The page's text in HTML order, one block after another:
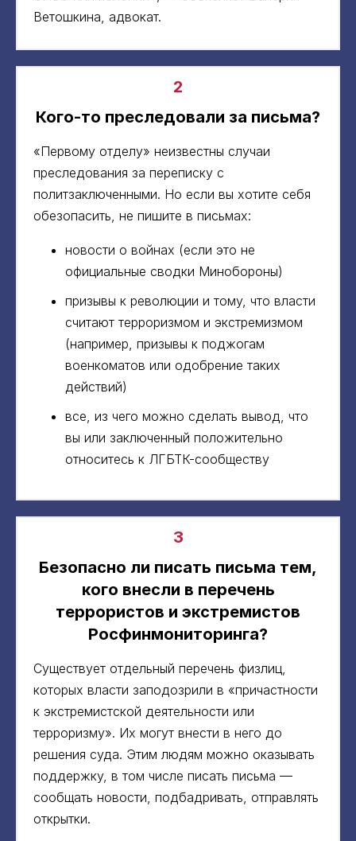
Ветошкина, адвокат.
2
Кого-то преследовали за письма?
«Первому отделу» неизвестны случаи
преследования за переписку с
политзаключенными. Но если вы хотите себя
обезопасить, не пишите в письмах:
новости о войнах (если это не
официальные сводки Минобороны)
призывы к революции и тому, что власти
считают терроризмом и экстремизмом
(например, призывы к поджогам
военкоматов или одобрение таких
действий)
все, из чего можно сделать вывод, что
вы или заключенный положительно
относитесь к ЛГБТК-сообществу
3
Безопасно ли писать письма тем,
кого внесли в перечень
террористов и экстремистов
Росфинмониторинга?
Существует отдельный перечень физлиц,
которых власти заподозрили в «причастности
к экстремистской деятельности или
терроризму». Их могут внести в него до
решения суда. Этим людям можно оказывать
поддержку, в том числе писать письма —
сообщать новости, подбадривать, отправлять
открытки.